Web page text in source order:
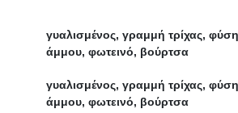
γυαλισμένος, γραμμή τρίχας,
άμμου, φωτεινό, βούρτσα
γυαλισμένος, γραμμή τρίχας,
άμμου, φωτεινό, βούρτσα